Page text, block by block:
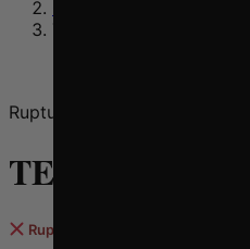
Rupture de stock
TEE SHIRT
Rupture de stock